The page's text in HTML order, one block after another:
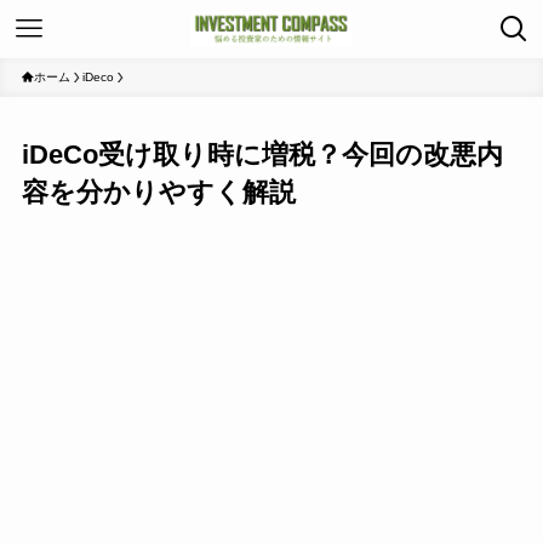
ホーム iDeco
iDeCo受け取り時に増税？今回の改悪内
容を分かりやすく解説